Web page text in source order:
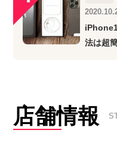
法は超
店舗情報